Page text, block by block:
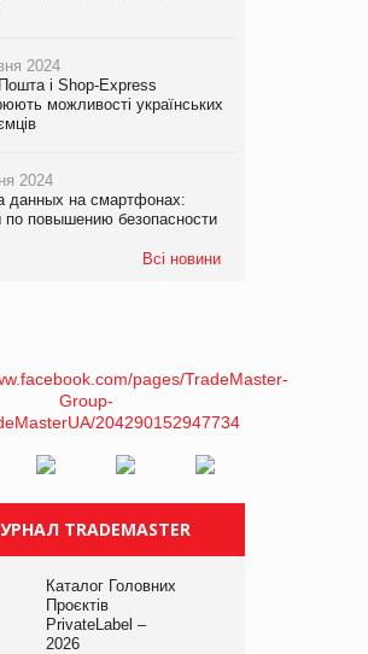
2024
і Shop-Express
можливості українських
2024
данных на смартфонах:
по повышению безопасности
Всі новини
TRADEMASTER
Каталог Головних
Проєктів
PrivateLabel –
2026